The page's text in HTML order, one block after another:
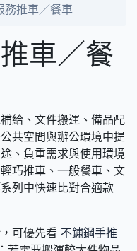
務推車／餐車
車／餐
給、文件搬運、備品配
共空間與辦公環境中提
、負重需求與使用環境
巧推車、一般餐車、文
列中快速比對合適款
可優先看 不鏽鋼手推